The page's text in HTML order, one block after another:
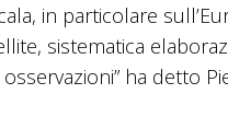
in particolare
sistematica
ha detto